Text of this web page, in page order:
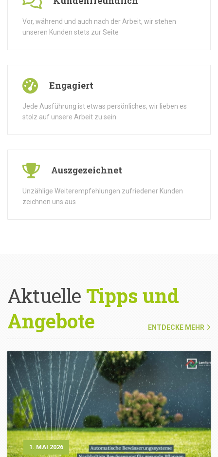
Vor, während und auch nach der Arbeit, wir stehen
unseren Kunden stets zur Seite
Engagiert
Jede Ausführung ist etwas persönliches, wir lieben es
stolz auf unsere Arbeit zu sein
Auszgezeichnet
Unzählige Weiterempfehlungen zufriedener Kunden
zeichnen uns aus
Aktuelle Tipps und
Angebote
ENTDECKE MEHR
1. MAI 2026